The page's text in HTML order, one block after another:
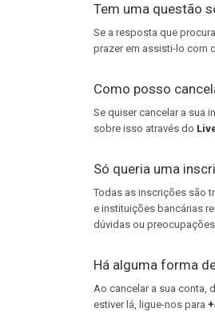
Tem uma questão
Se a resposta que
prazer em assisti-lo com
Como posso
Se quiser cancelar a sua
sobre isso através do
Só queria uma
Todas as inscrições são
e instituições bancárias
dúvidas ou
Há alguma forma
Ao cancelar a sua conta,
estiver lá, ligue-nos para